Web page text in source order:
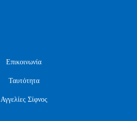
Επικοινωνία
Ταυτότητα
Αγγελίες Σίφνος